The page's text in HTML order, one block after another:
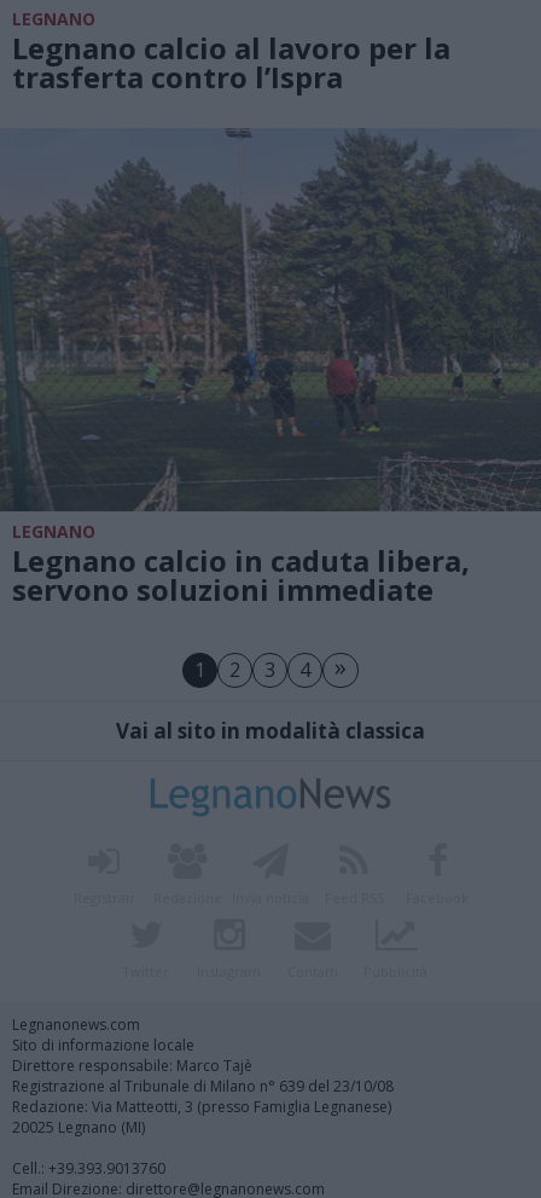
LEGNANO
Legnano calcio al lavoro per la
trasferta contro l’Ispra
LEGNANO
Legnano calcio in caduta libera,
servono soluzioni immediate
1 2 3 4 »
Vai al sito in modalità classica
Legnanonews.com
Sito di informazione locale
Direttore responsabile: Marco Tajè
Registrazione al Tribunale di Milano n° 639 del 23/10/08
Redazione: Via Matteotti, 3 (presso Famiglia Legnanese)
20025 Legnano (MI)
Cell.: +39.393.9013760
Email Direzione: direttore@legnanonews.com